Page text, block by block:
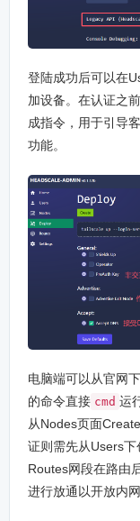
登陆成功后可以在
加设备。在认证之
成指令，用于引导
功能。
电脑端可以从官网
的命令直接 cmd 运
从Nodes页面
证则需先从Users
Routes网段在路由
进行放通以开放内